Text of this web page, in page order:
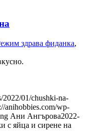
здрава фиданка,
2022/01/chushki-na-
anihobbies.com/wp-
Ани Ангърова2022-
с яйца и сирене на